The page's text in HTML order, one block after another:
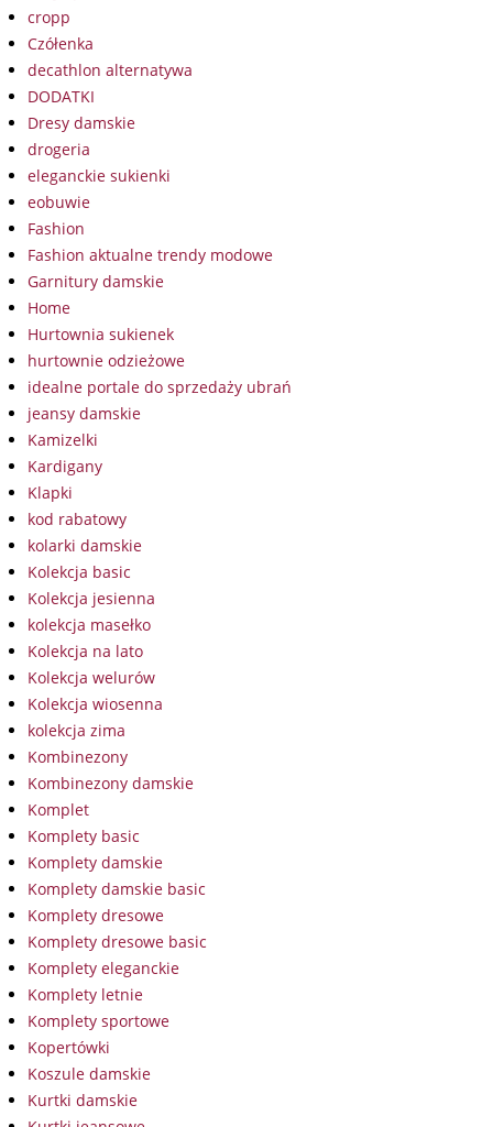
cropp
Czółenka
decathlon alternatywa
DODATKI
Dresy damskie
drogeria
eleganckie sukienki
eobuwie
Fashion
Fashion aktualne trendy modowe
Garnitury damskie
Home
Hurtownia sukienek
hurtownie odzieżowe
idealne portale do sprzedaży ubrań
jeansy damskie
Kamizelki
Kardigany
Klapki
kod rabatowy
kolarki damskie
Kolekcja basic
Kolekcja jesienna
kolekcja masełko
Kolekcja na lato
Kolekcja welurów
Kolekcja wiosenna
kolekcja zima
Kombinezony
Kombinezony damskie
Komplet
Komplety basic
Komplety damskie
Komplety damskie basic
Komplety dresowe
Komplety dresowe basic
Komplety eleganckie
Komplety letnie
Komplety sportowe
Kopertówki
Koszule damskie
Kurtki damskie